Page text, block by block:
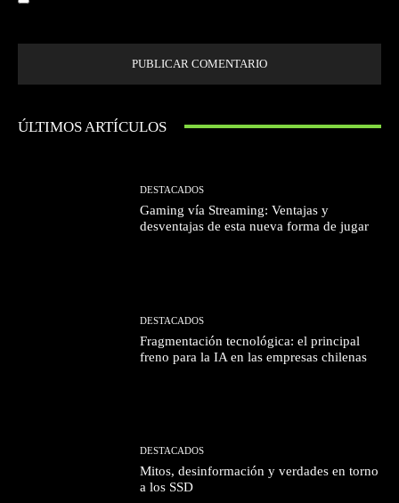
ÚLTIMOS ARTÍCULOS
DESTACADOS
Gaming vía Streaming: Ventajas y
desventajas de esta nueva forma de jugar
DESTACADOS
Fragmentación tecnológica: el principal
freno para la IA en las empresas chilenas
DESTACADOS
Mitos, desinformación y verdades en torno
a los SSD